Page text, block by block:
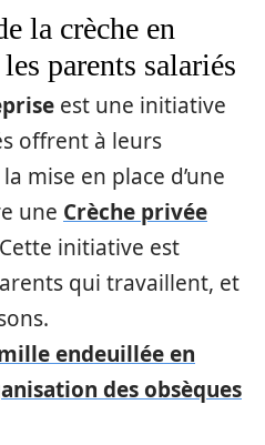
la crèche en
parents salariés
est une initiative
offrent à leurs
mise en place d’une
une Crèche privée
initiative est
qui travaillent, et
endeuillée en
des obsèques